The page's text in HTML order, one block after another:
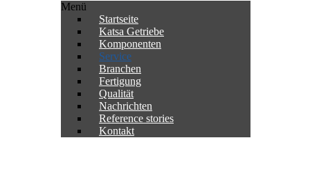
Menü
Startseite
Katsa Getriebe
Komponenten
Service
Branchen
Fertigung
Qualität
Nachrichten
Reference stories
Kontakt